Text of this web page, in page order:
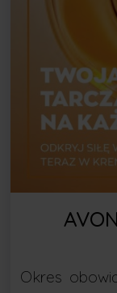
Okres